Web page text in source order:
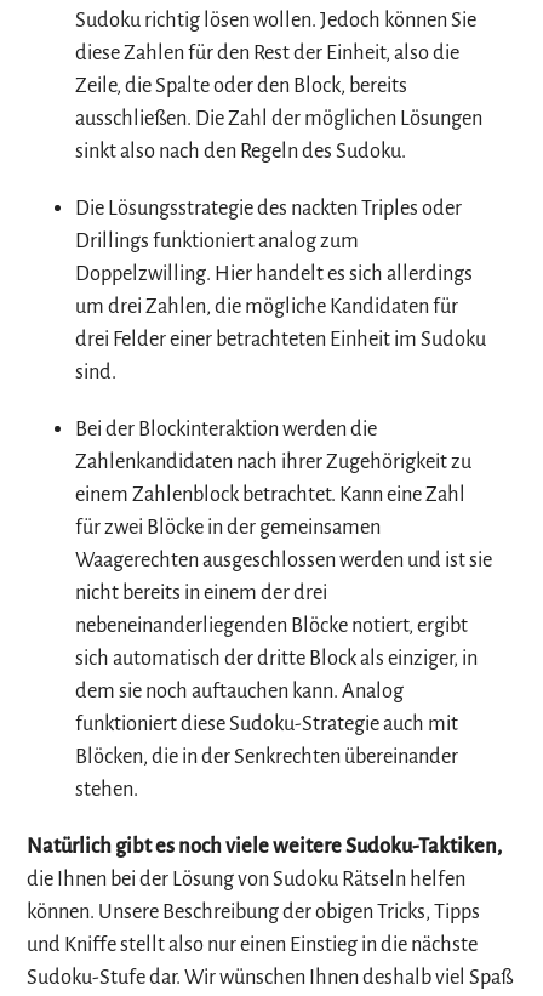
Sudoku richtig lösen wollen. Jedoch können Sie
diese Zahlen für den Rest der Einheit, also die
Zeile, die Spalte oder den Block, bereits
ausschließen. Die Zahl der möglichen Lösungen
sinkt also nach den Regeln des Sudoku.
Die Lösungsstrategie des nackten Triples oder
Drillings funktioniert analog zum
Doppelzwilling. Hier handelt es sich allerdings
um drei Zahlen, die mögliche Kandidaten für
drei Felder einer betrachteten Einheit im Sudoku
sind.
Bei der Blockinteraktion werden die
Zahlenkandidaten nach ihrer Zugehörigkeit zu
einem Zahlenblock betrachtet. Kann eine Zahl
für zwei Blöcke in der gemeinsamen
Waagerechten ausgeschlossen werden und ist sie
nicht bereits in einem der drei
nebeneinanderliegenden Blöcke notiert, ergibt
sich automatisch der dritte Block als einziger, in
dem sie noch auftauchen kann. Analog
funktioniert diese Sudoku-Strategie auch mit
Blöcken, die in der Senkrechten übereinander
stehen.
Natürlich gibt es noch viele weitere Sudoku-Taktiken,
die Ihnen bei der Lösung von Sudoku Rätseln helfen
können. Unsere Beschreibung der obigen Tricks, Tipps
und Kniffe stellt also nur einen Einstieg in die nächste
Sudoku-Stufe dar. Wir wünschen Ihnen deshalb viel Spaß